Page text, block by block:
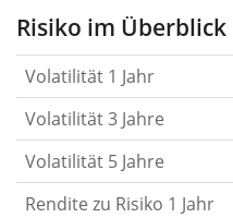
Aktie, des ETF, usw.)
gelten im Allgemeinen
berechnen die
letzten 1, 3 und 5
die
oder schwächer
Risiko im Überblick
Volatilität 1 Jahr
Volatilität 3 Jahre
Volatilität 5 Jahre
Rendite zu Risiko 1 Jahr